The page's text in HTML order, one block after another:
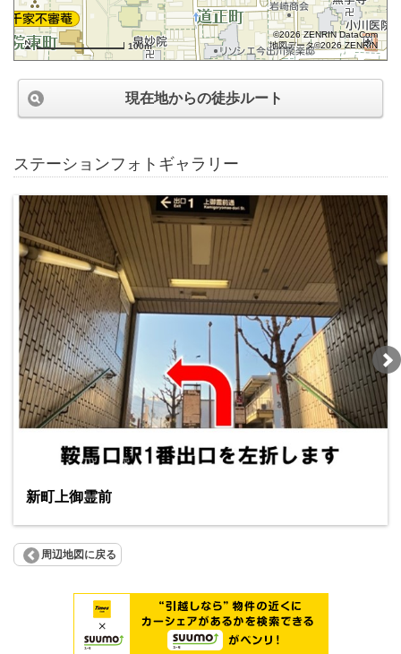
100m
©2026 ZENRIN DataCom
地図データ©2026 ZENRIN
現在地からの徒歩ルート
ステーションフォトギャラリー
新町上御霊前
周辺地図に戻る